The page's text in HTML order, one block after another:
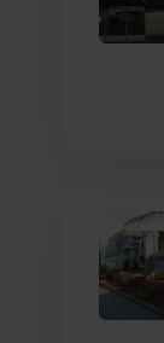
Esportes